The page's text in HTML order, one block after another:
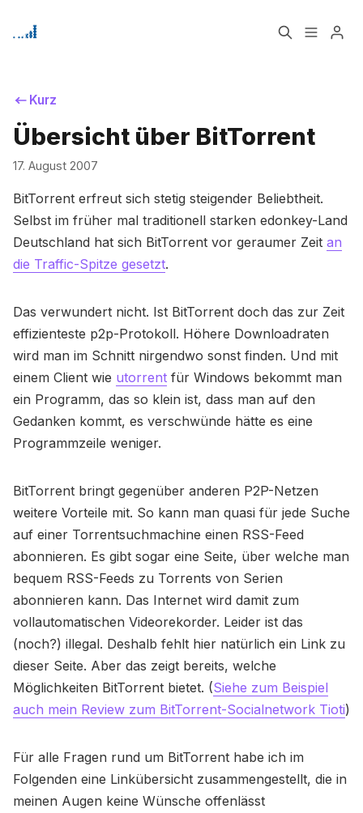
Home
Bitte geben Sie mindestens 3 Zeichen ein
Kurz
Übersicht über BitTorrent
17. August 2007
BitTorrent erfreut sich stetig steigender Beliebtheit.
Selbst im früher mal traditionell starken edonkey-Land
Deutschland hat sich BitTorrent vor geraumer Zeit an
die Traffic-Spitze gesetzt.
Das verwundert nicht. Ist BitTorrent doch das zur Zeit
effizienteste p2p-Protokoll. Höhere Downloadraten
wird man im Schnitt nirgendwo sonst finden. Und mit
einem Client wie utorrent für Windows bekommt man
ein Programm, das so klein ist, dass man auf den
Gedanken kommt, es verschwünde hätte es eine
Programmzeile weniger.
BitTorrent bringt gegenüber anderen P2P-Netzen
weitere Vorteile mit. So kann man quasi für jede Suche
auf einer Torrentsuchmachine einen RSS-Feed
abonnieren. Es gibt sogar eine Seite, über welche man
bequem RSS-Feeds zu Torrents von Serien
abonnieren kann. Das Internet wird damit zum
vollautomatischen Videorekorder. Leider ist das
(noch?) illegal. Deshalb fehlt hier natürlich ein Link zu
dieser Seite. Aber das zeigt bereits, welche
Möglichkeiten BitTorrent bietet. (Siehe zum Beispiel
auch mein Review zum BitTorrent-Socialnetwork Tioti)
Für alle Fragen rund um BitTorrent habe ich im
Folgenden eine Linkübersicht zusammengestellt, die in
meinen Augen keine Wünsche offenlässt